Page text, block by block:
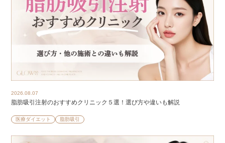
2026.08.07
脂肪吸引注射のおすすめクリニック５選！選び方や違いも解説
医療ダイエット 脂肪吸引